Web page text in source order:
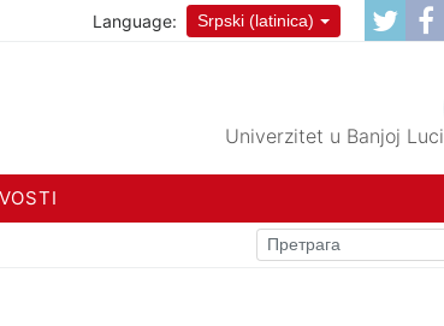
Language: Srpski (latinica)
Univerzitet u Banjoj Luci